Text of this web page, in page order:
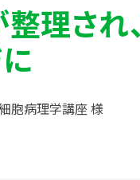
理され
胞病理学講座 様